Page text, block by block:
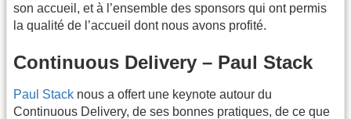
son accueil, et à l’ensemble des sponsors qui ont permis
la qualité de l’accueil dont nous avons profité.
Continuous Delivery – Paul Stack
Paul Stack nous a offert une keynote autour du
Continuous Delivery, de ses bonnes pratiques, de ce que